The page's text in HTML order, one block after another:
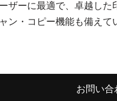
ザーに最適で、卓越し
ン・コピー機能も備え
お問い合